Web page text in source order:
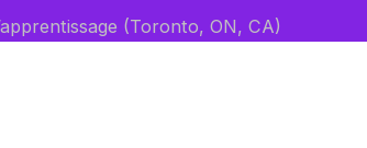
(Toronto, ON, CA)